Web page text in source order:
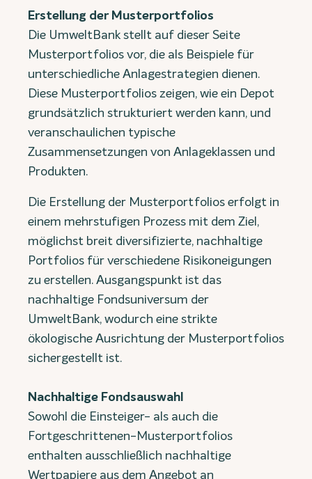
Erstellung der Musterportfolios
Die UmweltBank stellt auf dieser Seite
Musterportfolios vor, die als Beispiele für
unterschiedliche Anlagestrategien dienen.
Diese Musterportfolios zeigen, wie ein Depot
grundsätzlich strukturiert werden kann, und
veranschaulichen typische
Zusammensetzungen von Anlageklassen und
Produkten.
Die Erstellung der Musterportfolios erfolgt in
einem mehrstufigen Prozess mit dem Ziel,
möglichst breit diversifizierte, nachhaltige
Portfolios für verschiedene Risikoneigungen
zu erstellen. Ausgangspunkt ist das
nachhaltige Fondsuniversum der
UmweltBank, wodurch eine strikte
ökologische Ausrichtung der Musterportfolios
sichergestellt ist.
Nachhaltige Fondsauswahl
Sowohl die Einsteiger- als auch die
Fortgeschrittenen-Musterportfolios
enthalten ausschließlich nachhaltige
Wertpapiere aus dem Angebot an